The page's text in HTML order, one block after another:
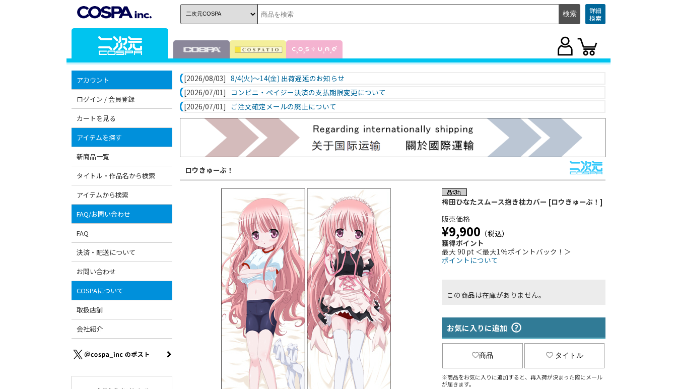
詳細
検索
アカウント
ログイン / 会員登録
カートを見る
アイテムを探す
新商品一覧
タイトル・作品名から検索
アイテムから検索
FAQ/お問い合わせ
FAQ
決済・配送について
お問い合わせ
COSPAについて
取扱店舗
会社紹介
[2026/08/03] 8/4(火)～14(金) 出荷遅延のお知らせ
[2026/07/01]
コンビニ・ペイジー決済の支払期限変更について
[2026/07/01]
ご注文確定メールの廃止について
ロウきゅーぶ！
袴田ひなたスムース抱き枕カバー [ロウきゅーぶ！]
販売価格
¥9,900 （税込）
獲得ポイント
最大 90 pt ＜最大1％ポイントバック！＞
ポイントについて
この商品は在庫がありません。
お気に入りに追加
商品 タイトル
※商品をお気に入りに追加すると、再入荷が決まった際にメール
が届きます。